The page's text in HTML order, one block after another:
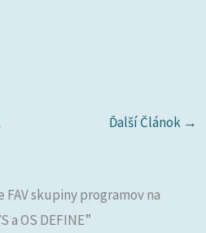
Ďalší Článok →
FAV skupiny programov na
a OS DEFINE”